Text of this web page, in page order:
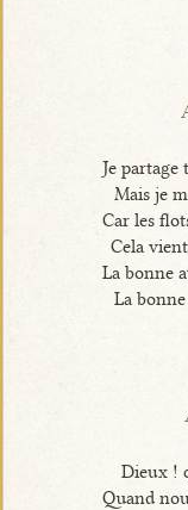
Je partage
Mais je
Car les
Cela
La bonne
La
Dieux !
Quand